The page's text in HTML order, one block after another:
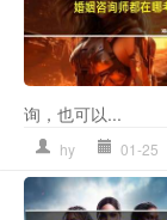
询，也可以...
hy 01-25